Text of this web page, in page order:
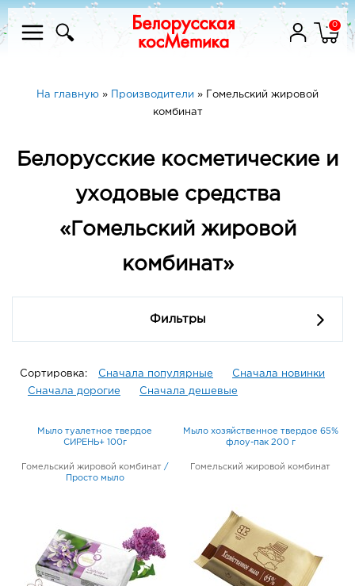
0
На главную » Производители »
Гомельский жировой
комбинат
Белорусские косметические и
уходовые средства
«Гомельский жировой
комбинат»
Фильтры
Сортировка: Сначала популярные
Сначала новинки
Сначала дорогие
Сначала дешевые
Мыло туалетное твердое
СИРЕНЬ+ 100г
Гомельский жировой комбинат /
Просто мыло
Мыло хозяйственное твердое 65%
флоу-пак 200 г
Гомельский жировой комбинат